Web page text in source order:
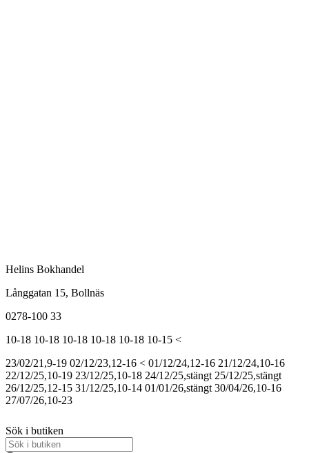
Helins Bokhandel
Långgatan 15, Bollnäs
0278-100 33
10-18 10-18 10-18 10-18 10-18 10-15 <
23/02/21,9-19 02/12/23,12-16 < 01/12/24,12-16 21/12/24,10-16
22/12/25,10-19 23/12/25,10-18 24/12/25,stängt 25/12/25,stängt
26/12/25,12-15 31/12/25,10-14 01/01/26,stängt 30/04/26,10-16
27/07/26,10-23
Sök i butiken